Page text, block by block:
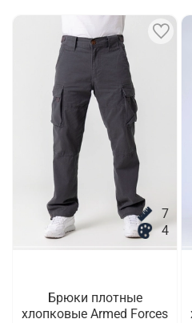
7
4
Брюки плотные
хлопковые Armed Forces